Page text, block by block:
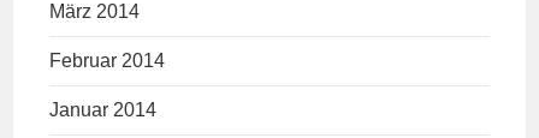
März 2014
Februar 2014
Januar 2014